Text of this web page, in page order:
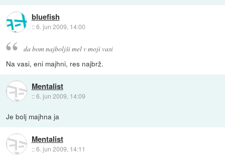
bluefish
::6. jun 2009, 14:00
da bom najboljši mel v moji vasi
Na vasi, eni majhni, res najbrž.
Mentalist
::6. jun 2009, 14:09
Je bolj majhna ja
Mentalist
::6. jun 2009, 14:11